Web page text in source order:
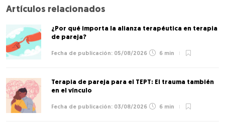
Artículos relacionados
¿Por qué importa la alianza terapéutica en terapia
de pareja?
05/08/2026 6 min
Terapia de pareja para el TEPT: El trauma también
en el vínculo
03/08/2026 6 min